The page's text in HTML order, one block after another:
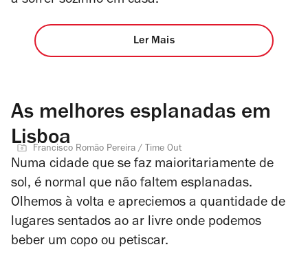
Ler Mais
As melhores esplanadas em
Lisboa
Francisco Romão Pereira / Time Out
Numa cidade que se faz maioritariamente de
sol, é normal que não faltem esplanadas.
Olhemos à volta e apreciemos a quantidade de
lugares sentados ao ar livre onde podemos
beber um copo ou petiscar.